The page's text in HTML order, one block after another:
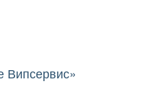
Випсервис»